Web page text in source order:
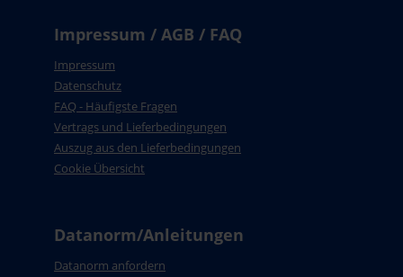
Impressum / AGB / FAQ
Impressum
Datenschutz
FAQ - Häufigste Fragen
Vertrags und Lieferbedingungen
Auszug aus den Lieferbedingungen
Cookie Übersicht
Datanorm/Anleitungen
Datanorm anfordern